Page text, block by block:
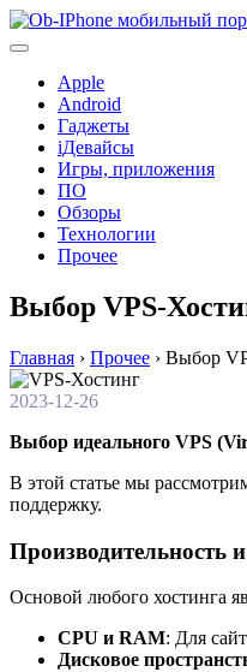
Перейти
к
Apple
Android
Гаджеты
iДевайсы
Игры, приложения
ПО
Обзоры
Технологии
Прочее
Выбор VPS-
Главная › Прочее › Выбор
2023-12-26
Выбор идеального VPS
В этой статье мы
поддержку.
Производительность
Основой любого хостинга
CPU и RAM: Для
Дисковое